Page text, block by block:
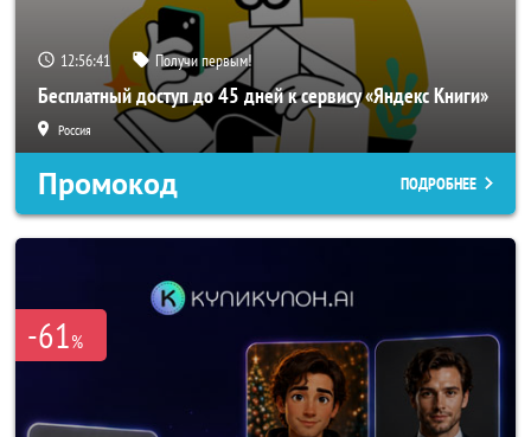
12:56:40 Получи первым!
Бесплатный доступ до 45 дней к сервису «Яндекс Книги»
Россия
Промокод ПОДРОБНЕЕ
-61%